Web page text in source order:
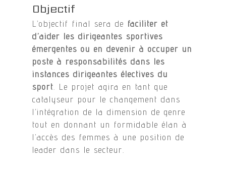
Objectif
L’objectif final sera de faciliter et
d’aider les dirigeantes sportives
émergentes ou en devenir à occuper un
poste à responsabilités dans les
instances dirigeantes électives du
sport. Le projet agira en tant que
catalyseur pour le changement dans
l’intégration de la dimension de genre
tout en donnant un formidable élan à
l’accès des femmes à une position de
leader dans le secteur.